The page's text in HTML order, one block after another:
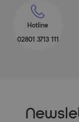
Hotline
02801 3713 111